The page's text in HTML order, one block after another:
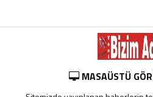
MASAÜSTÜ